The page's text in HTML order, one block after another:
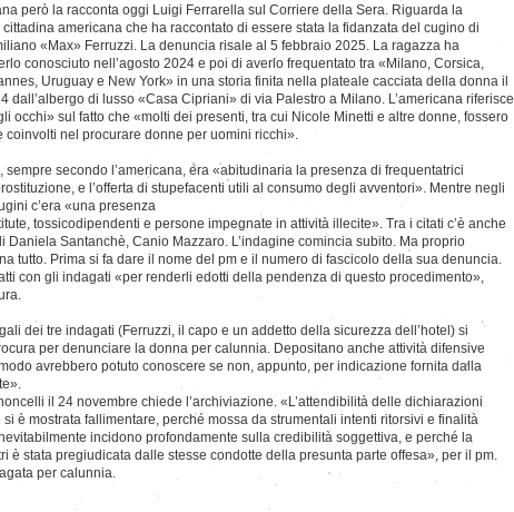
però la racconta oggi Luigi Ferrarella sul Corriere della Sera. Riguarda la
americana che ha raccontato di essere stata la fidanzata del cugino di
«Max» Ferruzzi. La denuncia risale al 5 febbraio 2025. La ragazza ha
conosciuto nell’agosto 2024 e poi di averlo frequentato tra «Milano, Corsica,
Uruguay e New York» in una storia finita nella plateale cacciata della donna il
dall’albergo di lusso «Casa Cipriani» di via Palestro a Milano. L’americana riferisce
occhi» sul fatto che «molti dei presenti, tra cui Nicole Minetti e altre donne, fossero
coinvolti nel procurare donne per uomini ricchi».
sempre secondo l’americana, era «abitudinaria la presenza di frequentatrici
e l’offerta di stupefacenti utili al consumo degli avventori». Mentre negli
c’era «una presenza
tossicodipendenti e persone impegnate in attività illecite». Tra i citati c’è anche
Daniela Santanchè, Canio Mazzaro. L’indagine comincia subito. Ma proprio
tutto. Prima si fa dare il nome del pm e il numero di fascicolo della sua denuncia.
con gli indagati «per renderli edotti della pendenza di questo procedimento»,
dei tre indagati (Ferruzzi, il capo e un addetto della sicurezza dell’hotel) si
per denunciare la donna per calunnia. Depositano anche attività difensive
avrebbero potuto conoscere se non, appunto, per indicazione fornita dalla
il 24 novembre chiede l’archiviazione. «L’attendibilità delle dichiarazioni
è mostrata fallimentare, perché mossa da strumentali intenti ritorsivi e finalità
incidono profondamente sulla credibilità soggettiva, e perché la
è stata pregiudicata dalle stesse condotte della presunta parte offesa», per il pm.
per calunnia.